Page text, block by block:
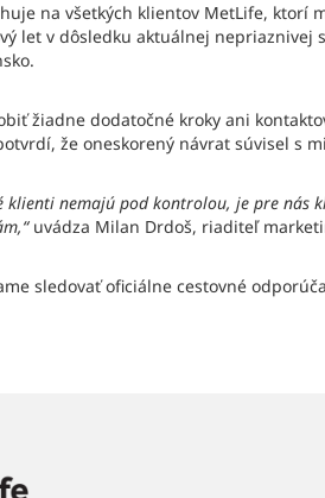
na všetkých klientov MetLife, ktorí
let v dôsledku aktuálnej nepriaznivej
žiadne dodatočné kroky ani
že oneskorený návrat súvisel s
klienti nemajú pod kontrolou, je pre nás
uvádza Milan Drdoš, riaditeľ
sledovať oficiálne cestovné